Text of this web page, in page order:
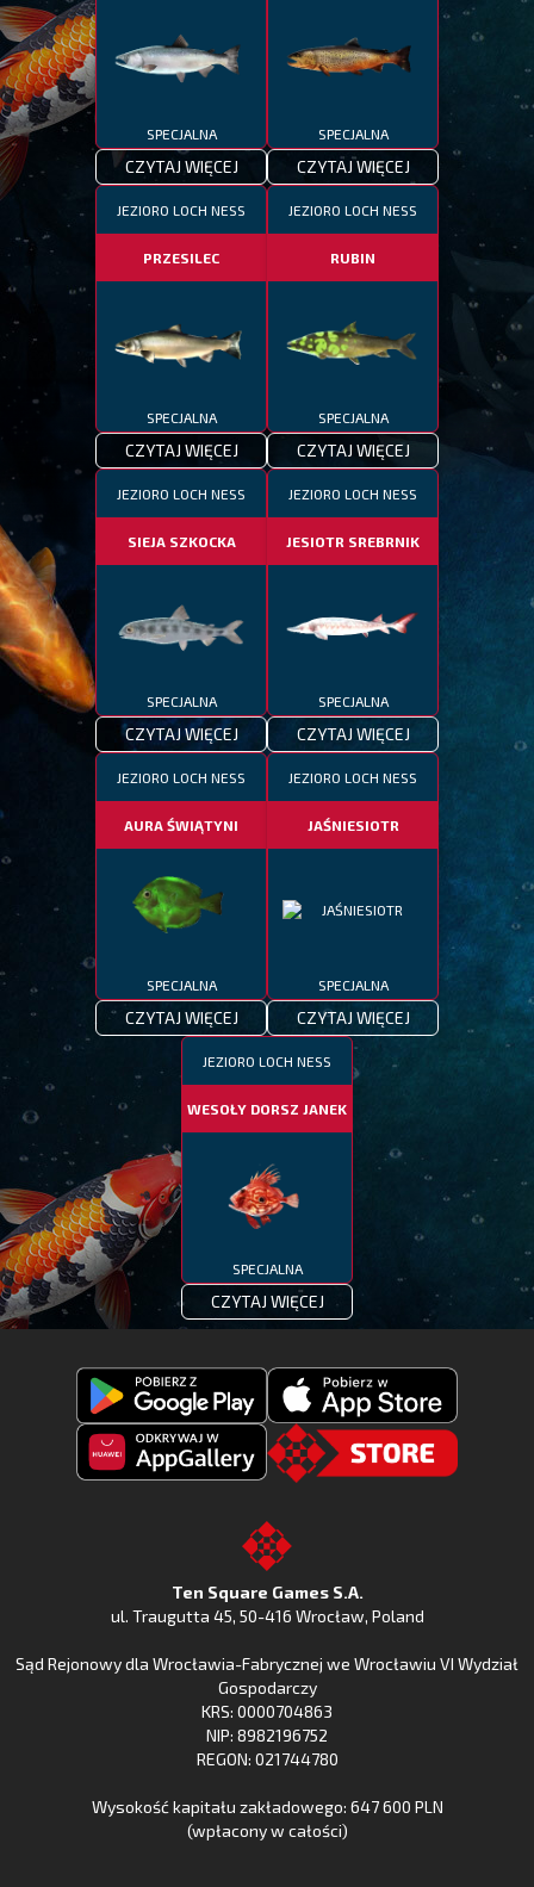
SPECJALNA
CZYTAJ WIĘCEJ
SPECJALNA
CZYTAJ WIĘCEJ
JEZIORO LOCH NESS
PRZESILEC
SPECJALNA
CZYTAJ WIĘCEJ
JEZIORO LOCH NESS
RUBIN
SPECJALNA
CZYTAJ WIĘCEJ
JEZIORO LOCH NESS
SIEJA SZKOCKA
SPECJALNA
CZYTAJ WIĘCEJ
JEZIORO LOCH NESS
JESIOTR SREBRNIK
SPECJALNA
CZYTAJ WIĘCEJ
JEZIORO LOCH NESS
AURA ŚWIĄTYNI
SPECJALNA
CZYTAJ WIĘCEJ
JEZIORO LOCH NESS
JAŚNIESIOTR
SPECJALNA
CZYTAJ WIĘCEJ
JEZIORO LOCH NESS
WESOŁY DORSZ JANEK
SPECJALNA
CZYTAJ WIĘCEJ
Pobierz
Fishing
Pobierz
Fishing
z
Apple
Store
Huawei
Gallery
to
the
Ten Square Games S.A.
ul. Traugutta 45, 50-416 Wrocław, Poland
Sąd Rejonowy dla Wrocławia-Fabrycznej we Wrocławiu VI Wydział
Gospodarczy
KRS: 0000704863
NIP: 8982196752
REGON: 021744780
Wysokość kapitału zakładowego: 647 600 PLN
(wpłacony w całości)